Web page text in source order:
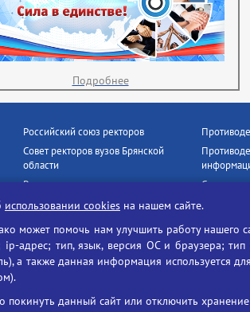
Подробнее
Российский союз ректоров
Совет ректоров вузов Брянской
области
Росстудцентр
Наши партнёры
Портал «Русский язык»
Учительская газета
Единый портал государственных
БГУ
использовании cookies на нашем сайте.
помочь нам улучшить работу нашего
тип, язык, версия ОС и браузера;
а также данная информация используется
данный сайт или отключить